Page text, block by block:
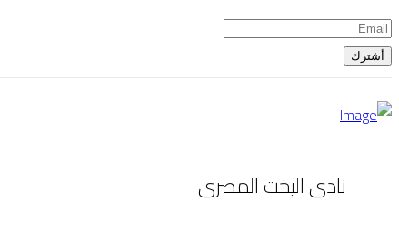
أشترك
نادى اليخت المصرى